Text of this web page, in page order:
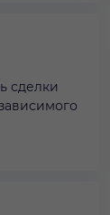
сделки